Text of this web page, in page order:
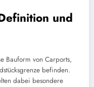
und
Bauform von Carports,
befinden.
dabei besondere